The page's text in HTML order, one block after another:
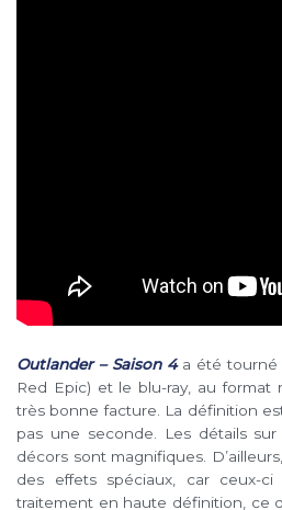
Outlander – Saison 4 a été tourné
Red Epic) et le blu-ray, au format
très bonne facture. La définition
pas une seconde. Les détails
décors sont magnifiques.
des effets spéciaux, car ceux-
traitement en haute définition, ce